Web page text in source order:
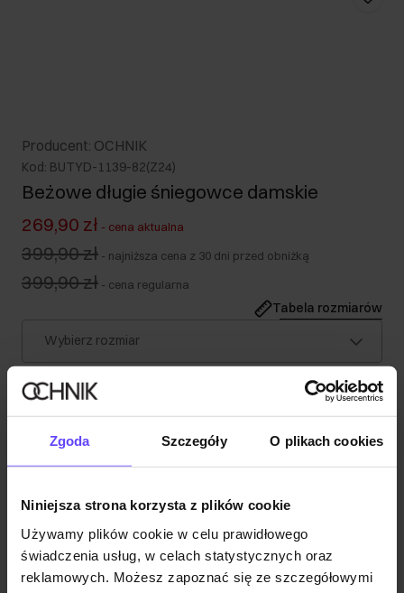
Zgoda Szczegóły O plikach cookies
Niniejsza strona korzysta z plików cookie
Używamy plików cookie w celu prawidłowego
świadczenia usług, w celach statystycznych oraz
reklamowych. Możesz zapoznać się ze szczegółowymi
Producent: OCHNIK
Kod: BUTYD-1139-82(Z24)
Beżowe długie śniegowce damskie
269,90 zł - cena aktualna
399,90 zł - najniższa cena z 30 dni przed obniżką
399,90 zł - cena regularna
Tabela rozmiarów
Wybierz rozmiar
Opis produktu
Szczegóły
Opinie